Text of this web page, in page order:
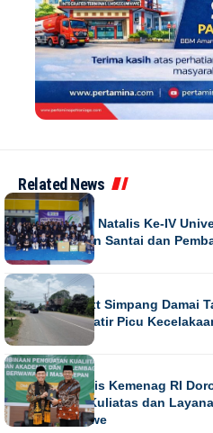
Related News
NEWS
Puncak Dies Natalis Ke-IV
dengan Jalan Santai dan
NEWS
Running Text Simpang Damai
Warga Khawatir Picu
NEWS
Direktur Diktis Kemenag RI
Penguatan Kuliatas dan
Lhokseumawe